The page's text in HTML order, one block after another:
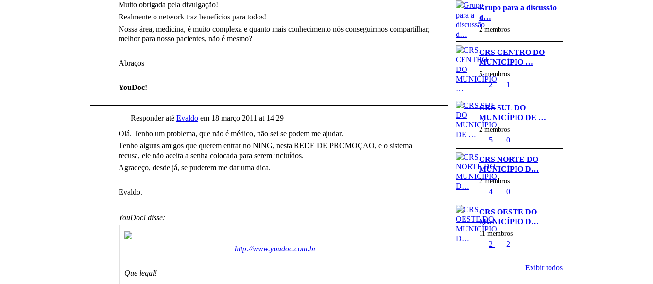
Muito obrigada pela divulgação!
Realmente o network traz benefícios para todos!
Nossa área, medicina, é muito complexa e quanto mais conhecimento nós conseguirmos compartilhar,
melhor para nosso pacientes, não é mesmo?
Abraços
YouDoc!
Responder até Evaldo em 18 março 2011 at 14:29
Olá. Tenho um problema, que não é médico, não sei se podem me ajudar.
Tenho alguns amigos que querem entrar no NING, nesta REDE DE PROMOÇÃO, e o sistema
recusa, ele não aceita a senha colocada para serem incluídos.
Agradeço, desde já, se puderem me dar uma dica.
Evaldo.
YouDoc! disse:
http://www.youdoc.com.br
Que legal!
Grupo para a discussão
d…
2 membros
CRS CENTRO DO
MUNICÍPIO …
5 membros
2 1
CRS SUL DO
MUNICÍPIO DE …
2 membros
5 0
CRS NORTE DO
MUNICÍPIO D…
2 membros
4 0
CRS OESTE DO
MUNICÍPIO D…
11 membros
2 2
Exibir todos